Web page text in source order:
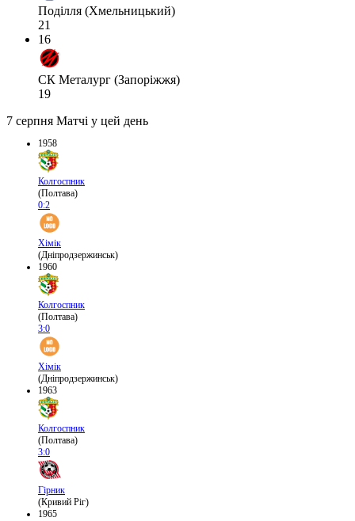
Поділля (Хмельницький)
21
16
СК Металург (Запоріжжя)
19
7 серпня Матчі у цей день
1958
Колгоспник
(Полтава)
0:2
Хімік
(Дніпродзержинськ)
1960
Колгоспник
(Полтава)
3:0
Хімік
(Дніпродзержинськ)
1963
Колгоспник
(Полтава)
3:0
Гірник
(Кривий Ріг)
1965